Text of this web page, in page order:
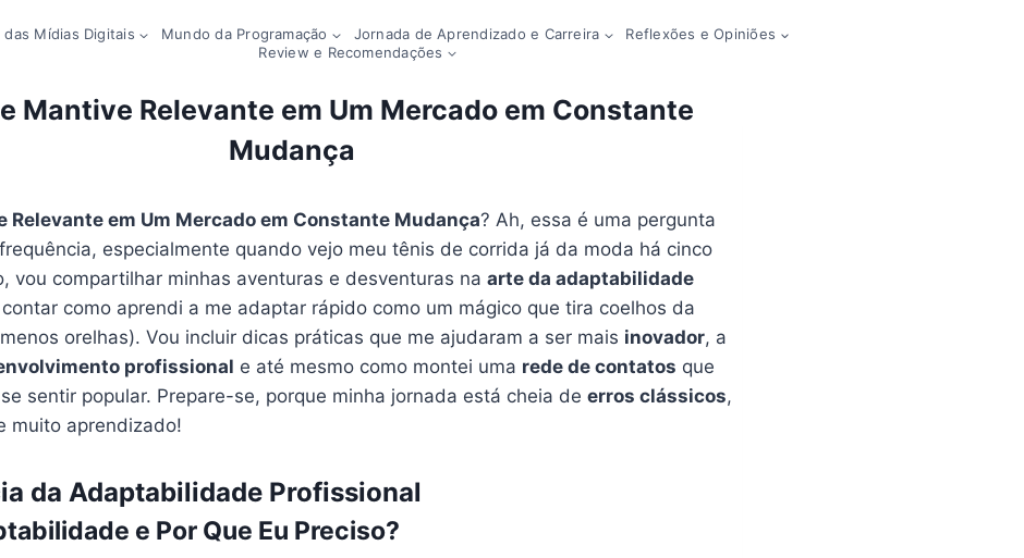
das Mídias Digitais Mundo da Programação Jornada de Aprendizado e Carreira
Reflexões e Opiniões
Review e Recomendações
Mantive Relevante em Um Mercado em Constante
Mudança
Relevante em Um Mercado em Constante Mudança? Ah, essa é uma pergunta
especialmente quando vejo meu tênis de corrida já da moda há cinco
vou compartilhar minhas aventuras e desventuras naarte da adaptabilidade
contar como aprendi a me adaptar rápido como um mágico que tira coelhos da
orelhas). Vou incluir dicas práticas que me ajudaram a ser mais inovador, a
profissional e até mesmo como montei uma rede de contatos que
sentir popular. Prepare-se, porque minha jornada está cheia deerros clássicos,
muito aprendizado!
da Adaptabilidade Profissional
e Por Que Eu Preciso?